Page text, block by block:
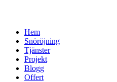
Hem
Snöröjning
Tjänster
Projekt
Blogg
Offert